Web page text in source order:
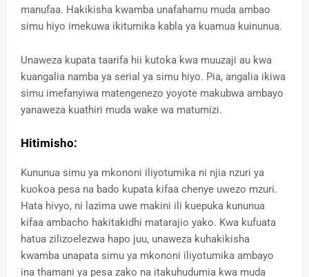
manufaa. Hakikisha kwamba unafahamu muda ambao
simu hiyo imekuwa ikitumika kabla ya kuamua kuinunua.
Unaweza kupata taarifa hii kutoka kwa muuzaji au kwa
kuangalia namba ya serial ya simu hiyo. Pia, angalia ikiwa
simu imefanyiwa matengenezo yoyote makubwa ambayo
yanaweza kuathiri muda wake wa matumizi.
Hitimisho:
Kununua simu ya mkononi iliyotumika ni njia nzuri ya
kuokoa pesa na bado kupata kifaa chenye uwezo mzuri.
Hata hivyo, ni lazima uwe makini ili kuepuka kununua
kifaa ambacho hakitakidhi matarajio yako. Kwa kufuata
hatua zilizoelezwa hapo juu, unaweza kuhakikisha
kwamba unapata simu ya mkononi iliyotumika ambayo
ina thamani ya pesa zako na itakuhudumia kwa muda